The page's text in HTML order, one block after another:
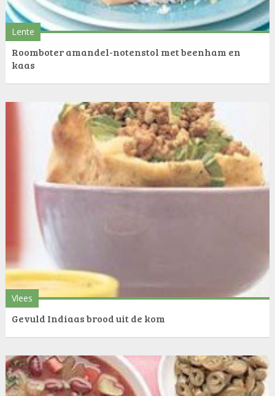
Lente
Roomboter amandel-notenstol met beenham en
kaas
Vlees
Gevuld Indiaas brood uit de kom